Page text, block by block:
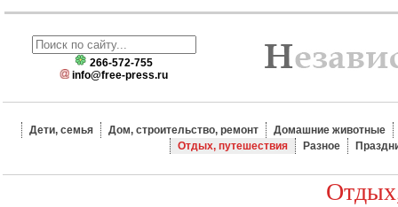
266-572-755
info@free-press.ru
Дети, семья Дом, строительство, ремонт
Домашние животные
Отдых, путешествия
Разное